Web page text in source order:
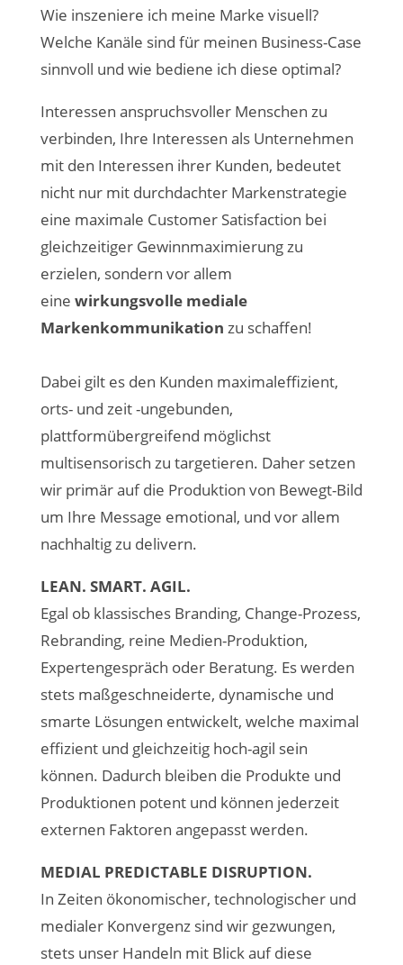
Wie inszeniere ich meine Marke visuell?
Welche Kanäle sind für meinen Business-Case
sinnvoll und wie bediene ich diese optimal?
Interessen anspruchsvoller Menschen zu
verbinden, Ihre Interessen als Unternehmen
mit den Interessen ihrer Kunden, bedeutet
nicht nur mit durchdachter Markenstrategie
eine maximale Customer Satisfaction bei
gleichzeitiger Gewinnmaximierung zu
erzielen, sondern vor allem
eine wirkungsvolle mediale
Markenkommunikation zu schaffen!
Dabei gilt es den Kunden maximaleffizient,
orts- und zeit -ungebunden,
plattformübergreifend möglichst
multisensorisch zu targetieren. Daher setzen
wir primär auf die Produktion von Bewegt-Bild
um Ihre Message emotional, und vor allem
nachhaltig zu delivern.
LEAN. SMART. AGIL.
Egal ob klassisches Branding, Change-Prozess,
Rebranding, reine Medien-Produktion,
Expertengespräch oder Beratung. Es werden
stets maßgeschneiderte, dynamische und
smarte Lösungen entwickelt, welche maximal
effizient und gleichzeitig hoch-agil sein
können. Dadurch bleiben die Produkte und
Produktionen potent und können jederzeit
externen Faktoren angepasst werden.
MEDIAL PREDICTABLE DISRUPTION.
In Zeiten ökonomischer, technologischer und
medialer Konvergenz sind wir gezwungen,
stets unser Handeln mit Blick auf diese